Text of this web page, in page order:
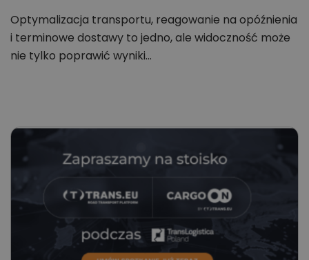
Optymalizacja transportu, reagowanie na opóźnienia
i terminowe dostawy to jedno, ale widoczność może
nie tylko poprawić wyniki…